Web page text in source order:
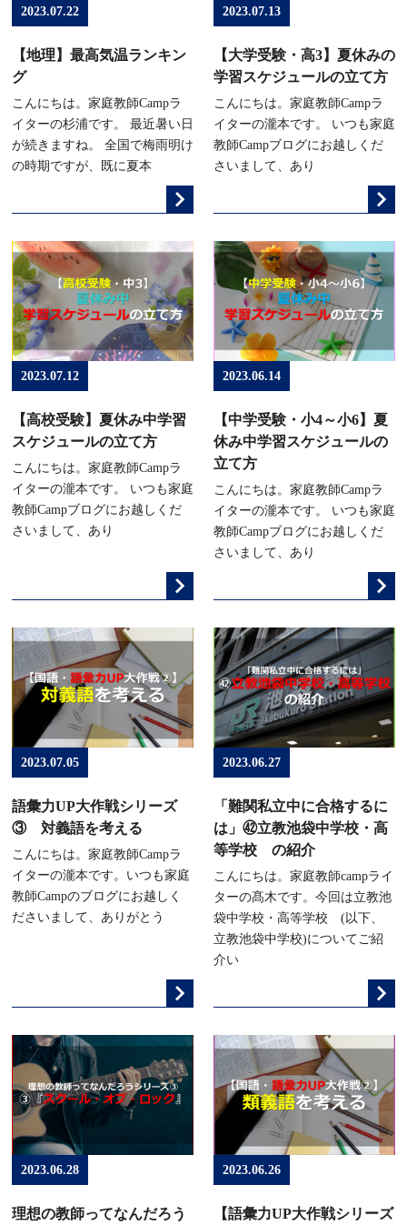
2023.07.22
【地理】最高気温ランキン
グ
こんにちは。家庭教師Campラ
イターの杉浦です。 最近暑い日
が続きますね。 全国で梅雨明け
の時期ですが、既に夏本
2023.07.13
【大学受験・高3】夏休みの
学習スケジュールの立て方
こんにちは。家庭教師Campラ
イターの瀧本です。 いつも家庭
教師Campブログにお越しくだ
さいまして、あり
2023.07.12
【高校受験】夏休み中学習
スケジュールの立て方
こんにちは。家庭教師Campラ
イターの瀧本です。 いつも家庭
教師Campブログにお越しくだ
さいまして、あり
2023.06.14
【中学受験・小4～小6】夏
休み中学習スケジュールの
立て方
こんにちは。家庭教師Campラ
イターの瀧本です。 いつも家庭
教師Campブログにお越しくだ
さいまして、あり
2023.07.05
語彙力UP大作戦シリーズ
③ 対義語を考える
こんにちは。家庭教師Campラ
イターの瀧本です。いつも家庭
教師Campのブログにお越しく
ださいまして、ありがとう
2023.06.27
「難関私立中に合格するに
は」㊷立教池袋中学校・高
等学校 の紹介
こんにちは。家庭教師campライ
ターの髙木です。今回は立教池
袋中学校・高等学校 (以下、
立教池袋中学校)についてご紹
介い
2023.06.28
理想の教師ってなんだろう
2023.06.26
【語彙力UP大作戦シリーズ